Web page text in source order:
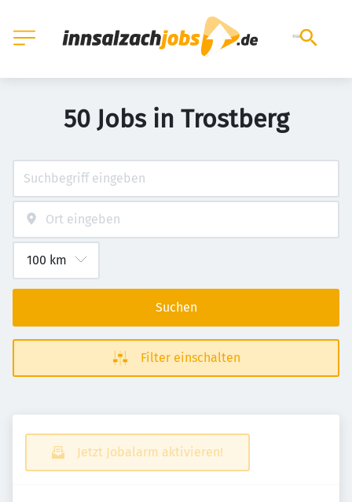
50 Jobs in Trostberg
Suchen
Filter einschalten
Jetzt Jobalarm aktivieren!